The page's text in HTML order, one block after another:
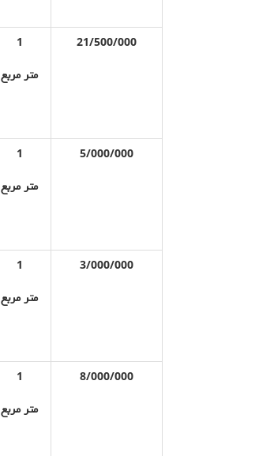
21/500/000
1
متر مربع
5/000/000
1
متر مربع
3/000/000
1
متر مربع
8/000/000
1
متر مربع